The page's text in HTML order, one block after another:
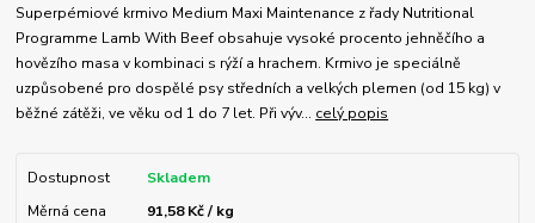
Superpémiové krmivo Medium Maxi Maintenance z řady Nutritional
Programme Lamb With Beef obsahuje vysoké procento jehněčího a
hovězího masa v kombinaci s rýží a hrachem. Krmivo je speciálně
uzpůsobené pro dospělé psy středních a velkých plemen (od 15 kg) v
běžné zátěži, ve věku od 1 do 7 let. Při výv... celý popis
Dostupnost
Skladem
Měrná cena
91,58 Kč / kg